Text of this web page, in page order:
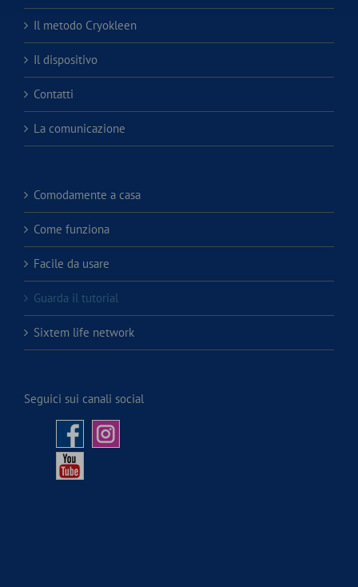
Il metodo Cryokleen
Il dispositivo
Contatti
La comunicazione
Comodamente a casa
Come funziona
Facile da usare
Guarda il tutorial
Sixtem life network
Seguici sui canali social